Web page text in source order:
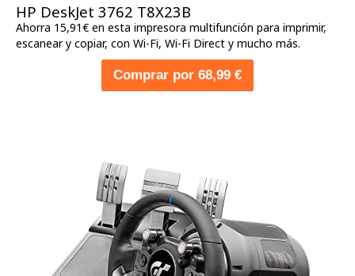
HP DeskJet 3762 T8X23B
Ahorra 15,91€ en esta impresora multifunción para imprimir,
escanear y copiar, con Wi-Fi, Wi-Fi Direct y mucho más.
Comprar por 68,99 €